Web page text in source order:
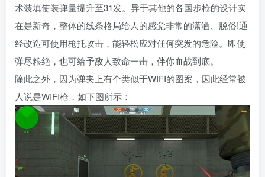
术装填使装弹量提升至31发。异于其他的各国步枪的设计实
在是新奇，整体的线条格局给人的感觉非常的潇洒、脱俗!通
经改造可使用枪托攻击，能轻松应对任何突发的危险。即使
弹尽粮绝，也可给予敌人致命一击，伴你血战到底。
除此之外，因为弹夹上有个类似于WIFI的图案，因此经常被
人说是WIFI枪，如下图所示：